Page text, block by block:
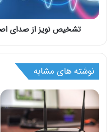
تشخیص نویز از صدای
نوشته های مشابه